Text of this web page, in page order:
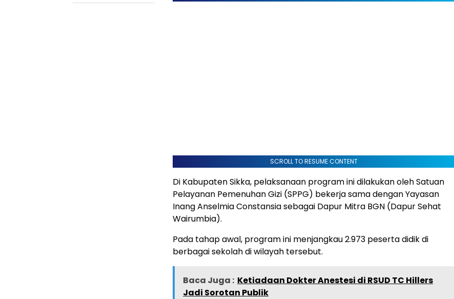
SCROLL TO RESUME CONTENT
Di Kabupaten Sikka, pelaksanaan program ini dilakukan oleh Satuan
Pelayanan Pemenuhan Gizi (SPPG) bekerja sama dengan Yayasan
Inang Anselmia Constansia sebagai Dapur Mitra BGN (Dapur Sehat
Wairumbia).
Pada tahap awal, program ini menjangkau 2.973 peserta didik di
berbagai sekolah di wilayah tersebut.
Baca Juga : Ketiadaan Dokter Anestesi di RSUD TC Hillers
Jadi Sorotan Publik